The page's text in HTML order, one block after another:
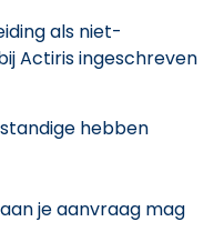
als niet-
Actiris ingeschreven
hebben
je aanvraag mag